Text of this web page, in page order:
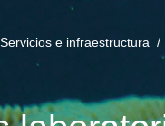
Servicios e infraestructura /